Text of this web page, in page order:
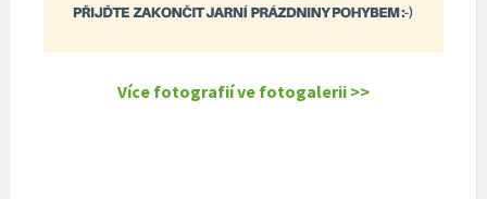
Více fotografií ve fotogalerii >>